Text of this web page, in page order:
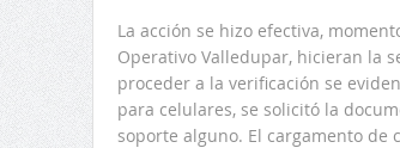
La acción se hizo efectiva,
Operativo Valledupar, hicieran la
proceder a la verificación se
para celulares, se solicitó la
soporte alguno. El cargamento de